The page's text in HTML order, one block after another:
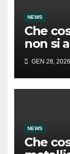
NEWS
Che
non si
GEN 28, 2026
NEWS
Che